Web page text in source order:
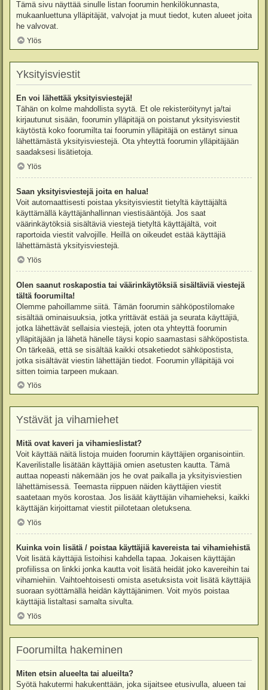
Tämä sivu näyttää sinulle listan foorumin henkilökunnasta,
mukaanluettuna ylläpitäjät, valvojat ja muut tiedot, kuten alueet joita
he valvovat.
Ylös
Yksityisviestit
En voi lähettää yksityisviestejä!
Tähän on kolme mahdollista syytä. Et ole rekisteröitynyt ja/tai
kirjautunut sisään, foorumin ylläpitäjä on poistanut yksityisviestit
käytöstä koko foorumilta tai foorumin ylläpitäjä on estänyt sinua
lähettämästä yksityisviestejä. Ota yhteyttä foorumin ylläpitäjään
saadaksesi lisätietoja.
Ylös
Saan yksityisviestejä joita en halua!
Voit automaattisesti poistaa yksityisviestit tietyltä käyttäjältä
käyttämällä käyttäjänhallinnan viestisääntöjä. Jos saat
väärinkäytöksiä sisältäviä viestejä tietyltä käyttäjältä, voit
raportoida viestit valvojille. Heillä on oikeudet estää käyttäjiä
lähettämästä yksityisviestejä.
Ylös
Olen saanut roskapostia tai väärinkäytöksiä sisältäviä viestejä
tältä foorumilta!
Olemme pahoillamme siitä. Tämän foorumin sähköpostilomake
sisältää ominaisuuksia, jotka yrittävät estää ja seurata käyttäjiä,
jotka lähettävät sellaisia viestejä, joten ota yhteyttä foorumin
ylläpitäjään ja lähetä hänelle täysi kopio saamastasi sähköpostista.
On tärkeää, että se sisältää kaikki otsaketiedot sähköpostista,
jotka sisältävät viestin lähettäjän tiedot. Foorumin ylläpitäjä voi
sitten toimia tarpeen mukaan.
Ylös
Ystävät ja vihamiehet
Mitä ovat kaveri ja vihamieslistat?
Voit käyttää näitä listoja muiden foorumin käyttäjien organisointiin.
Kaverilistalle lisätään käyttäjiä omien asetusten kautta. Tämä
auttaa nopeasti näkemään jos he ovat paikalla ja yksityisviestien
lähettämisessä. Teemasta riippuen näiden käyttäjien viestit
saatetaan myös korostaa. Jos lisäät käyttäjän vihamieheksi, kaikki
käyttäjän kirjoittamat viestit piilotetaan oletuksena.
Ylös
Kuinka voin lisätä / poistaa käyttäjiä kavereista tai vihamiehistä
Voit lisätä käyttäjiä listoihisi kahdella tapaa. Jokaisen käyttäjän
profiilissa on linkki jonka kautta voit lisätä heidät joko kavereihin tai
vihamiehiin. Vaihtoehtoisesti omista asetuksista voit lisätä käyttäjiä
suoraan syöttämällä heidän käyttäjänimen. Voit myös poistaa
käyttäjiä listaltasi samalta sivulta.
Ylös
Foorumilta hakeminen
Miten etsin alueelta tai alueilta?
Syötä hakutermi hakukenttään, joka sijaitsee etusivulla, alueen tai